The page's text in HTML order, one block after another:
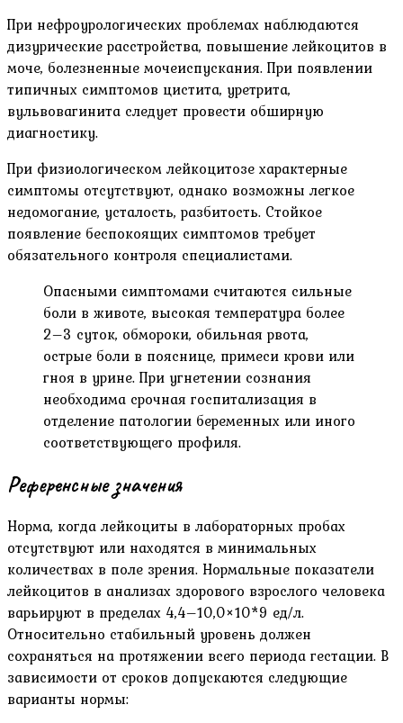
При нефроурологических проблемах наблюдаются
дизурические расстройства, повышение лейкоцитов в
моче, болезненные мочеиспускания. При появлении
типичных симптомов цистита, уретрита,
вульвовагинита следует провести обширную
диагностику.
При физиологическом лейкоцитозе характерные
симптомы отсутствуют, однако возможны легкое
недомогание, усталость, разбитость. Стойкое
появление беспокоящих симптомов требует
обязательного контроля специалистами.
Опасными симптомами считаются сильные
боли в животе, высокая температура более
2–3 суток, обмороки, обильная рвота,
острые боли в пояснице, примеси крови или
гноя в урине. При угнетении сознания
необходима срочная госпитализация в
отделение патологии беременных или иного
соответствующего профиля.
Референсные значения
Норма, когда лейкоциты в лабораторных пробах
отсутствуют или находятся в минимальных
количествах в поле зрения. Нормальные показатели
лейкоцитов в анализах здорового взрослого человека
варьируют в пределах 4,4–10,0×10*9 ед/л.
Относительно стабильный уровень должен
сохраняться на протяжении всего периода гестации. В
зависимости от сроков допускаются следующие
варианты нормы: